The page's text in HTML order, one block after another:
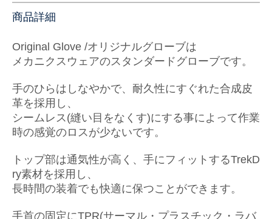
商品詳細
Original Glove /オリジナルグローブは
メカニクスウェアのスタンダードグローブです。
手のひらはしなやかで、耐久性にすぐれた合成皮
革を採用し、
シームレス(縫い目をなくす)にする事によって作業
時の感覚のロスが少ないです。
トップ部は通気性が高く、手にフィットするTrekD
ry素材を採用し、
長時間の装着でも快適に保つことができます。
手首の固定にTPR(サーマル・プラスチック・ラバ